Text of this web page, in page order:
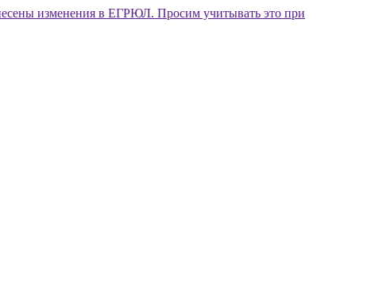
изменения в ЕГРЮЛ. Просим учитывать это при